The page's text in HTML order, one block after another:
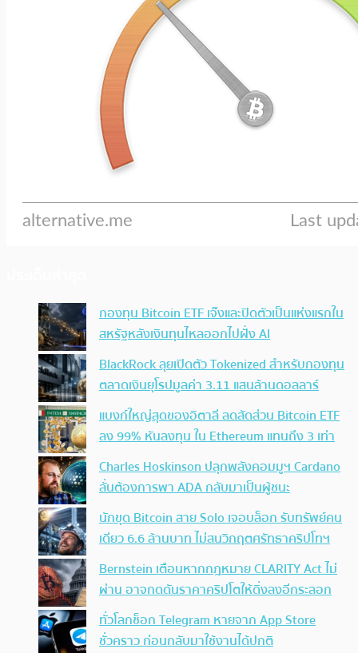
กองทุน Bitcoin ETF เจ๊งและปิดตัวเป็นแห่งแรกใน
สหรัฐหลังเงินทุนไหลออกไปฝั่ง AI
BlackRock ลุยเปิดตัว Tokenized สำหรับกองทุน
ตลาดเงินยุโรปมูลค่า 3.11 แสนล้านดอลลาร์
แบงก์ใหญ่สุดของอิตาลี ลดสัดส่วน Bitcoin ETF
ลง 99% หันลงทุน ใน Ethereum แทนถึง 3 เท่า
Charles Hoskinson ปลุกพลังคอมมูฯ Cardano
ลั่นต้องการพา ADA กลับมาเป็นผู้ชนะ
นักขุด Bitcoin สาย Solo เจอบล็อก รับทรัพย์คน
เดียว 6.6 ล้านบาท ไม่สนวิกฤตศรัทธาคริปโทฯ
Bernstein เตือนหากกฎหมาย CLARITY Act ไม่
ผ่าน อาจกดดันราคาคริปโตให้ดิ่งลงอีกระลอก
ทั่วโลกช็อก Telegram หายจาก App Store
ชั่วคราว ก่อนกลับมาใช้งานได้ปกติ